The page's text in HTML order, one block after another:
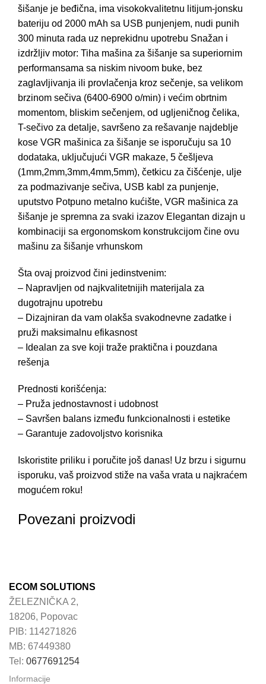
šišanje je beđična, ima visokokvalitetnu litijum-jonsku
bateriju od 2000 mAh sa USB punjenjem, nudi punih
300 minuta rada uz neprekidnu upotrebu Snažan i
izdržljiv motor: Tiha mašina za šišanje sa superiornim
performansama sa niskim nivoom buke, bez
zaglavljivanja ili provlačenja kroz sečenje, sa velikom
brzinom sečiva (6400-6900 o/min) i većim obrtnim
momentom, bliskim sečenjem, od ugljeničnog čelika,
T-sečivo za detalje, savršeno za rešavanje najdeblje
kose VGR mašinica za šišanje se isporučuju sa 10
dodataka, uključujući VGR makaze, 5 češljeva
(1mm,2mm,3mm,4mm,5mm), četkicu za čišćenje, ulje
za podmazivanje sečiva, USB kabl za punjenje,
uputstvo Potpuno metalno kućište, VGR mašinica za
šišanje je spremna za svaki izazov Elegantan dizajn u
kombinaciji sa ergonomskom konstrukcijom čine ovu
mašinu za šišanje vrhunskom
Šta ovaj proizvod čini jedinstvenim:
– Napravljen od najkvalitetnijih materijala za
dugotrajnu upotrebu
– Dizajniran da vam olakša svakodnevne zadatke i
pruži maksimalnu efikasnost
– Idealan za sve koji traže praktična i pouzdana
rešenja
Prednosti korišćenja:
– Pruža jednostavnost i udobnost
– Savršen balans između funkcionalnosti i estetike
– Garantuje zadovoljstvo korisnika
Iskoristite priliku i poručite još danas! Uz brzu i sigurnu
isporuku, vaš proizvod stiže na vaša vrata u najkraćem
mogućem roku!
Povezani proizvodi
ECOM SOLUTIONS
ŽELEZNIČKA 2,
18206, Popovac
PIB: 114271826
MB: 67449380
Tel: 0677691254
Informacije